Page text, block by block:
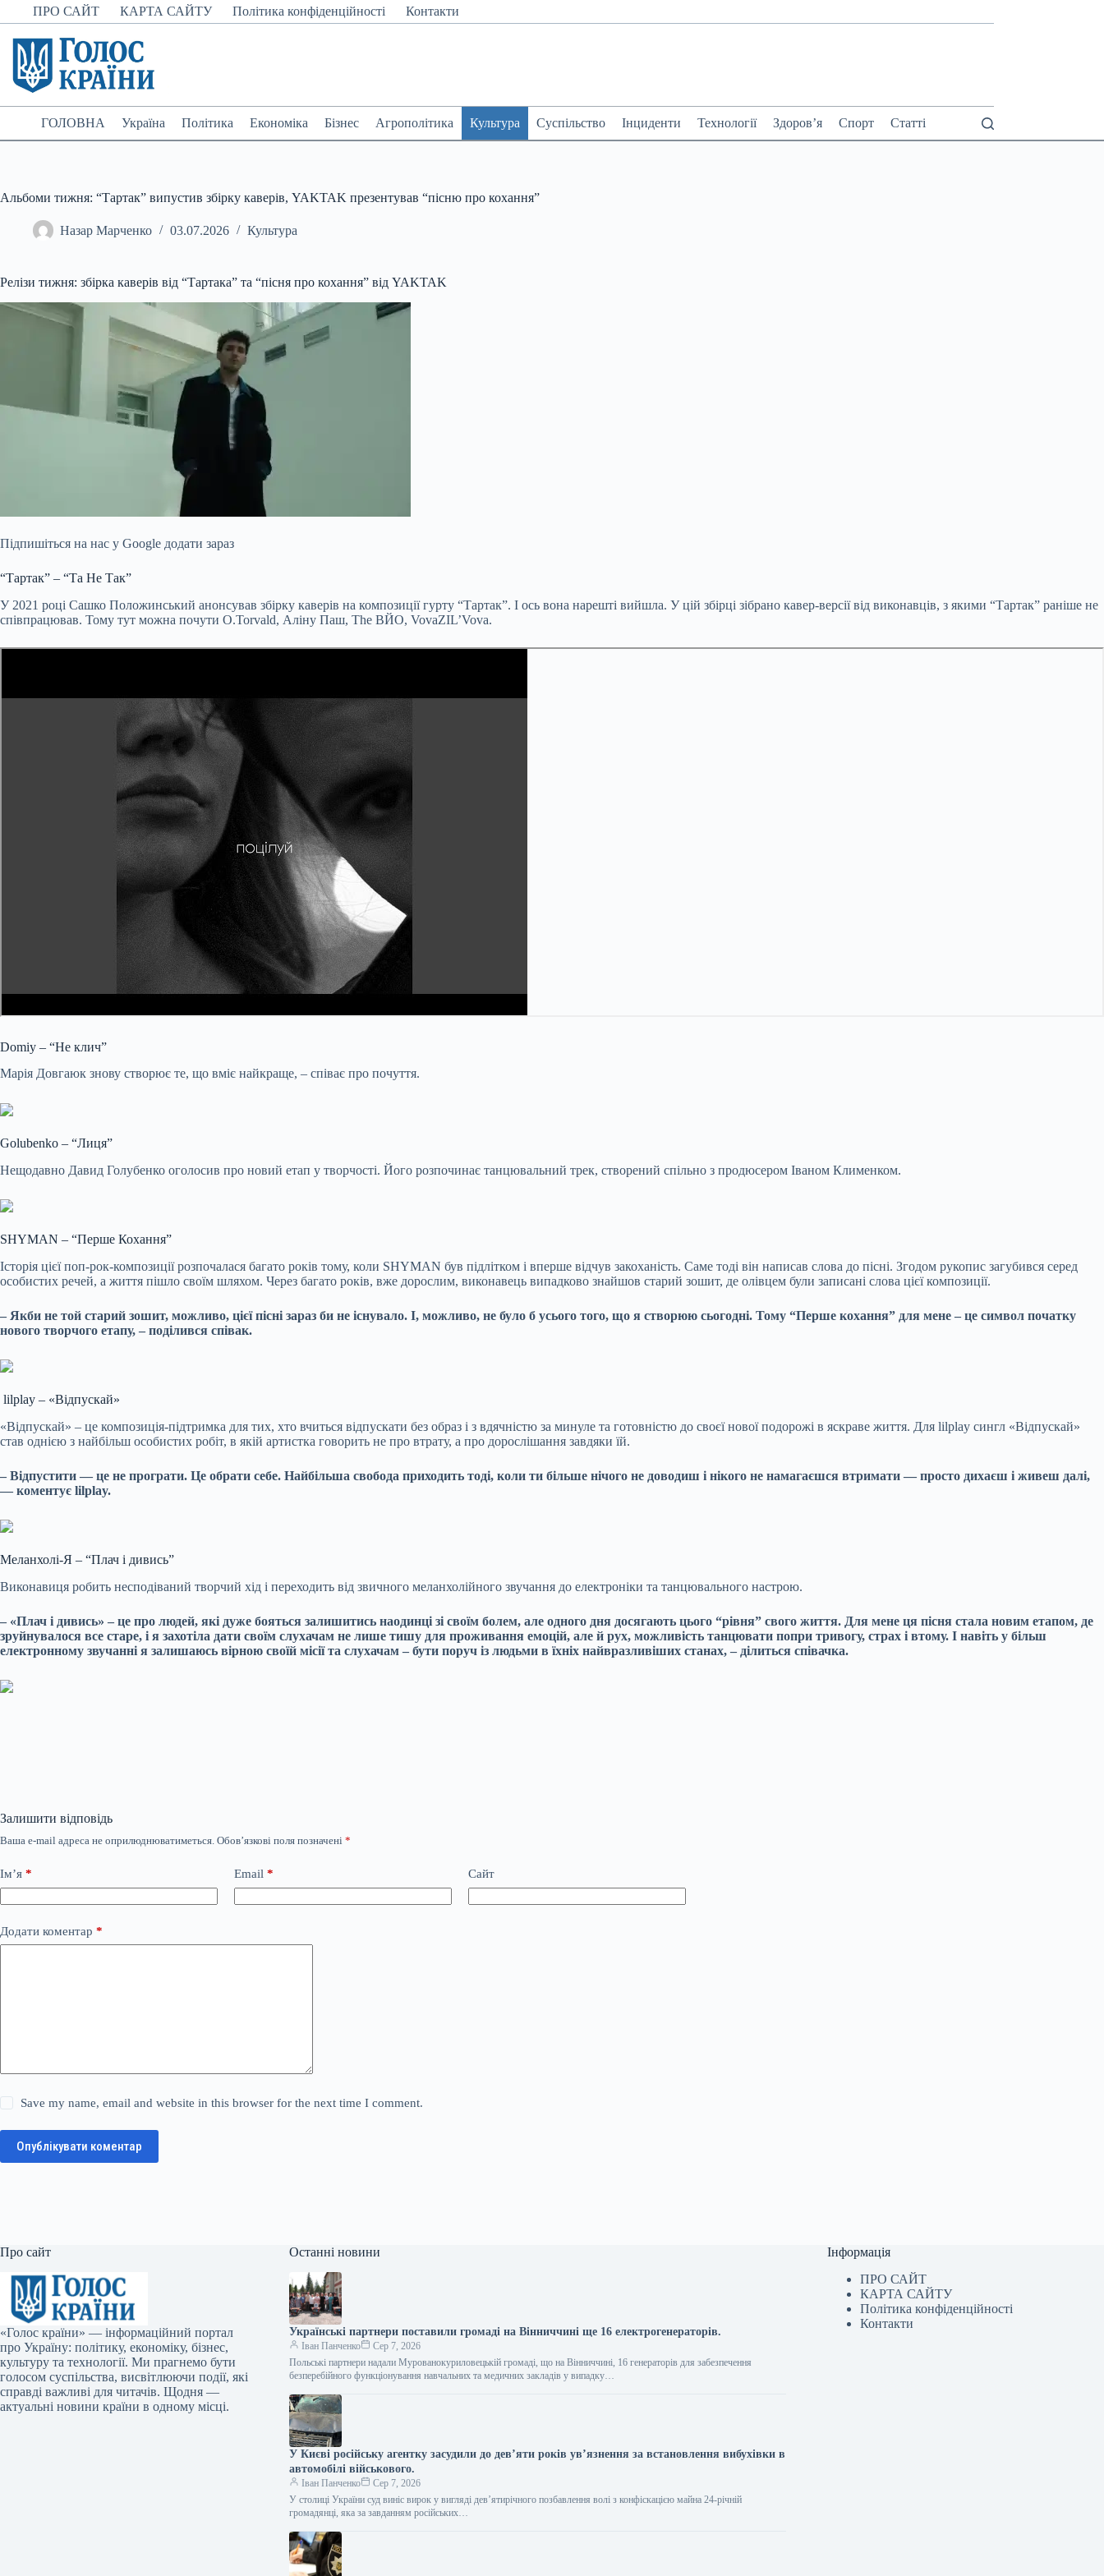
Перейти
до
вмісту
ПРО САЙТ КАРТА САЙТУ Політика конфіденційності Контакти
ГОЛОВНА Україна Політика Економіка Бізнес Агрополітика Культура Суспільство Інциденти Технології Здоров’я Спорт Статті
Альбоми тижня: “Тартак” випустив збірку каверів, YAKTAK презентував “пісню про кохання”
Назар Марченко 03.07.2026 Культура
Релізи тижня: збірка каверів від “Тартака” та “пісня про кохання” від YAKTAK
Підпишіться на нас у Google додати зараз
“Тартак” – “Та Не Так”
У 2021 році Сашко Положинський анонсував збірку каверів на композиції гурту “Тартак”. І ось вона нарешті вийшла. У цій збірці зібрано кавер-версії від виконавців, з якими “Тартак” раніше не
співпрацював. Тому тут можна почути O.Torvald, Аліну Паш, The ВЙО, VovaZIL’Vova.
Domiy – “Не клич”
Марія Довгаюк знову створює те, що вміє найкраще, – співає про почуття.
Golubenko – “Лиця”
Нещодавно Давид Голубенко оголосив про новий етап у творчості. Його розпочинає танцювальний трек, створений спільно з продюсером Іваном Клименком.
SHYMAN – “Перше Кохання”
Історія цієї поп-рок-композиції розпочалася багато років тому, коли SHYMAN був підлітком і вперше відчув закоханість. Саме тоді він написав слова до пісні. Згодом рукопис загубився серед
особистих речей, а життя пішло своїм шляхом. Через багато років, вже дорослим, виконавець випадково знайшов старий зошит, де олівцем були записані слова цієї композиції.
– Якби не той старий зошит, можливо, цієї пісні зараз би не існувало. І, можливо, не було б усього того, що я створюю сьогодні. Тому “Перше кохання” для мене – це символ початку
нового творчого етапу, – поділився співак.
lilplay – «Відпускай»
«Відпускай» – це композиція-підтримка для тих, хто вчиться відпускати без образ і з вдячністю за минуле та готовністю до своєї нової подорожі в яскраве життя. Для lilplay сингл «Відпускай»
став однією з найбільш особистих робіт, в якій артистка говорить не про втрату, а про дорослішання завдяки їй.
– Відпустити — це не програти. Це обрати себе. Найбільша свобода приходить тоді, коли ти більше нічого не доводиш і нікого не намагаєшся втримати — просто дихаєш і живеш далі,
— коментує lilplay.
Меланхолі-Я – “Плач і дивись”
Виконавиця робить несподіваний творчий хід і переходить від звичного меланхолійного звучання до електроніки та танцювального настрою.
– «Плач і дивись» – це про людей, які дуже бояться залишитись наодинці зі своїм болем, але одного дня досягають цього “рівня” свого життя. Для мене ця пісня стала новим етапом, де
зруйнувалося все старе, і я захотіла дати своїм слухачам не лише тишу для проживання емоцій, але й рух, можливість танцювати попри тривогу, страх і втому. І навіть у більш
електронному звучанні я залишаюсь вірною своїй місії та слухачам – бути поруч із людьми в їхніх найвразливіших станах, – ділиться співачка.
Залишити відповідь
Ваша e-mail адреса не оприлюднюватиметься. Обов’язкові поля позначені *
Ім’я * Email * Сайт
Додати коментар *
Save my name, email and website in this browser for the next time I comment.
Опублікувати коментар
Про сайт
«Голос країни» — інформаційний портал
про Україну: політику, економіку, бізнес,
культуру та технології. Ми прагнемо бути
голосом суспільства, висвітлюючи події, які
справді важливі для читачів. Щодня —
актуальні новини країни в одному місці.
Останні новини
Українські партнери поставили громаді на Вінниччині ще 16 електрогенераторів.
Іван Панченко
Сер 7, 2026
Польські партнери надали Мурованокуриловецькій громаді, що на Вінниччині, 16 генераторів для забезпечення
безперебійного функціонування навчальних та медичних закладів у випадку…
У Києві російську агентку засудили до дев’яти років ув’язнення за встановлення вибухівки в
автомобілі військового.
Іван Панченко
Сер 7, 2026
У столиці України суд виніс вирок у вигляді дев’ятирічного позбавлення волі з конфіскацією майна 24-річній
громадянці, яка за завданням російських…
Інформація
ПРО САЙТ
КАРТА САЙТУ
Політика конфіденційності
Контакти